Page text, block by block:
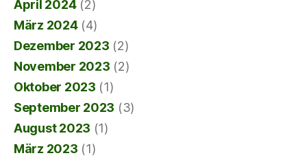
April 2024(2)
März 2024(4)
Dezember 2023 (2)
November 2023 (2)
Oktober 2023 (1)
September 2023 (3)
August 2023 (1)
März 2023 (1)